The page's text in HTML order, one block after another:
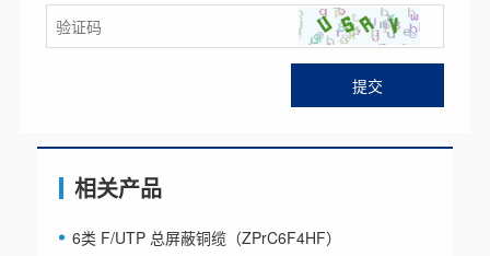
相关产品
6类 F/UTP 总屏蔽铜缆（ZPrC6F4HF）